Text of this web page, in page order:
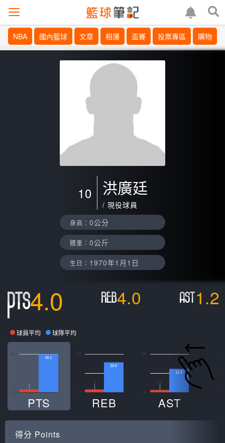
NBA 國內籃球 文章 相簿 盃賽 投票專區 購物
10 洪廣廷
/ 現役球員
身高： 0公分
體重： 0公斤
生日： 1970年1月1日
4.0 4.0 1.2
球員平均 球隊平均
48.1
4
48.1
PTS
50
4
39.6
REB
20
1.2
12.4
AST
得分 Points